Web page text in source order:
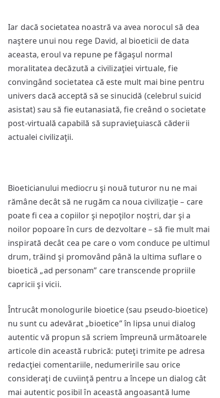
Iar dacă societatea noastră va avea norocul să dea
naştere unui nou rege David, al bioeticii de data
aceasta, eroul va repune pe făgaşul normal
moralitatea decăzută a civilizaţiei virtuale, fie
convingând societatea că este mult mai bine pentru
univers dacă acceptă să se sinucidă (celebrul suicid
asistat) sau să fie eutanasiată, fie creând o societate
post-virtuală capabilă să supravieţuiască căderii
actualei civilizaţii.
Bioeticianului mediocru şi nouă tuturor nu ne mai
rămâne decât să ne rugăm ca noua civilizaţie – care
poate fi cea a copiilor şi nepoţilor noştri, dar şi a
noilor popoare în curs de dezvoltare – să fie mult mai
inspirată decât cea pe care o vom conduce pe ultimul
drum, trăind şi promovând până la ultima suflare o
bioetică „ad personam” care transcende propriile
capricii şi vicii.
Întrucât monologurile bioetice (sau pseudo-bioetice)
nu sunt cu adevărat „bioetice” în lipsa unui dialog
autentic vă propun să scriem împreună următoarele
articole din această rubrică: puteţi trimite pe adresa
redacţiei comentariile, nedumeririle sau orice
consideraţi de cuviinţă pentru a începe un dialog cât
mai autentic posibil în această angoasantă lume